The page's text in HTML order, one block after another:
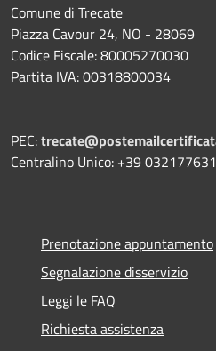
Comune di Trecate
Piazza Cavour 24, NO - 28069
Codice Fiscale: 80005270030
Partita IVA: 00318800034
PEC:
Centralino Unico: +39
Prenotazione appuntamento
Segnalazione disservizio
Leggi le FAQ
Richiesta assistenza